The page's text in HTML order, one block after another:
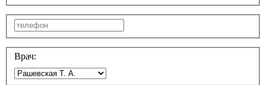
Врач: